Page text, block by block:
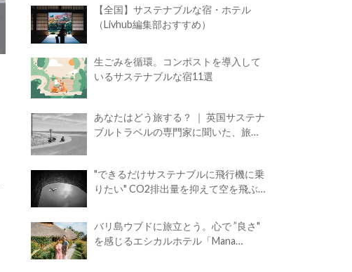
【全国】サステナブルな宿・ホテル
（Livhub編集部おすすめ）
生ごみを循環。コンポストを導入して
いるサステナブルな宿11選
あなたはどう旅する？ ｜ 英国サステナ
ブルトラベルの専門家に聞いた、旅の
"できるだけサステナブルに飛行機に乗
りたい" CO2排出量を抑えて空を飛ぶ
バリ島ウブドに旅立とう。心で ”良さ"
を感じるエシカルホテル「Mana